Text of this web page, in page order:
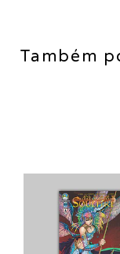
Também